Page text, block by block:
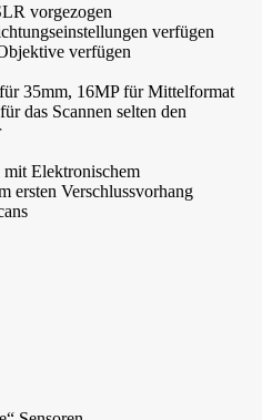
vorgezogen
verfügen
verfügen
35mm, 16MP für Mittelformat
das Scannen selten den
mit Elektronischem
ersten Verschlussvorhang